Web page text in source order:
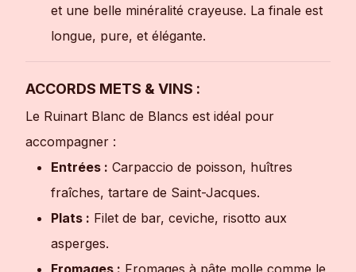
et une belle minéralité crayeuse. La finale est
longue, pure, et élégante.
ACCORDS METS & VINS :
Le Ruinart Blanc de Blancs est idéal pour
accompagner :
Entrées : Carpaccio de poisson, huîtres
fraîches, tartare de Saint-Jacques.
Plats : Filet de bar, ceviche, risotto aux
asperges.
Fromages : Fromages à pâte molle comme le